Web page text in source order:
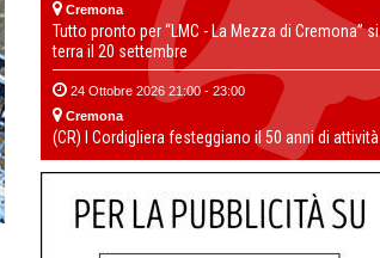
Cremona
Tutto pronto per “LMC - La Mezza di Cremona” si
terra il 20 settembre
24 Ottobre 2026 21:00 - 23:00
Cremona
(CR) I Cordigliera festeggiano il 50 anni di attività